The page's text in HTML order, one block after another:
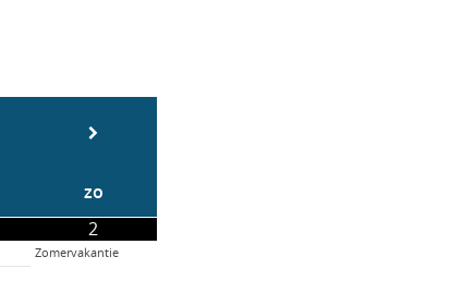
zo
2
Zomervakantie